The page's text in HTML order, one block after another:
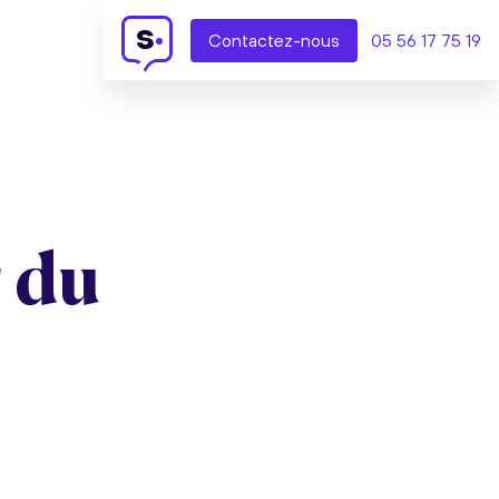
s Contactez-nous 05 56 17 75 19
du